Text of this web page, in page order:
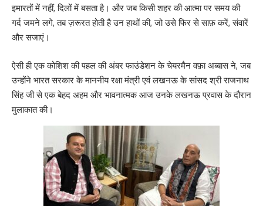
इमारतों में नहीं, दिलों में बसता है। और जब किसी शहर की आत्मा पर समय की
गर्द जमने लगे, तब ज़रूरत होती है उन हाथों की, जो उसे फिर से साफ़ करें, संवारें
और सजाएं।
ऐसी ही एक कोशिश की पहल की अंबर फाउंडेशन के चेयरमैन वफ़ा अब्बास ने, जब
उन्होंने भारत सरकार के माननीय रक्षा मंत्री एवं लखनऊ के सांसद श्री राजनाथ
सिंह जी से एक बेहद अहम और भावनात्मक आज उनके लखनऊ प्रवास के दौरान
मुलाकात की।